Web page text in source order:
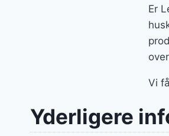
Er
Vi
Yderligere